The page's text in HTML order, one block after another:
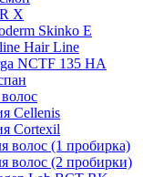
X
Skinko E
Hair Line
NCTF 135 HA
Cellenis
Cortexil
волос (1 пробирка)
волос (2 пробирки)